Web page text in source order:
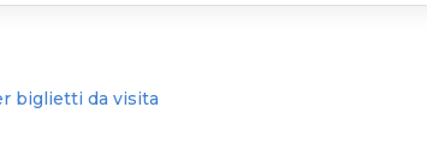
biglietti da visita